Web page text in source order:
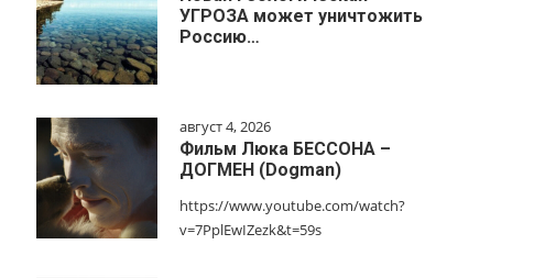
УГРОЗА может уничтожить
Россию…
август 4, 2026
Фильм Люка БЕССОНА –
ДОГМЕН (Dogman)
https://www.youtube.com/watch?
v=7PplEwIZezk&t=59s